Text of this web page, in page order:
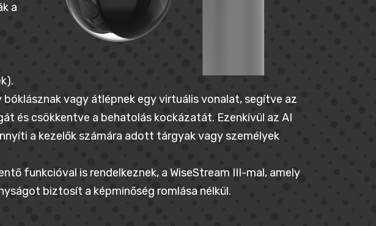
a
vagy átlépnek egy virtuális vonalat, segítve az
és csökkentve a behatolás kockázatát. Ezenkívül az AI
a kezelők számára adott tárgyak vagy személyek
funkcióval is rendelkeznek, a WiseStream III-mal, amely
biztosít a képminőség romlása nélkül.